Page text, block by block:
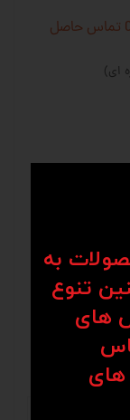
برای استعلام قیمت با شماره تماس 02128423501 تماس حاصل
ای)
09904142099-- 09914530554 تماس حاصل
به
تنوع
های
های